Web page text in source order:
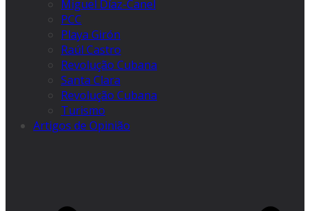
Miguel Díaz-Canel
PCC
Playa Girón
Raúl Castro
Revolução Cubana
Santa Clara
Revolução Cubana
Turismo
Artigos de Opinião